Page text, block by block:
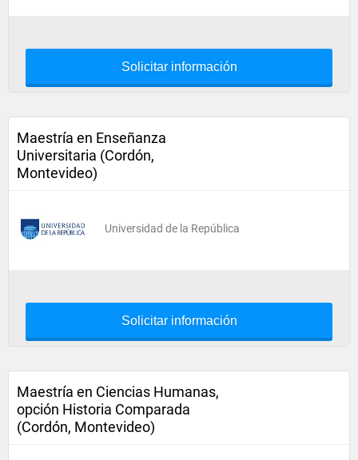
Solicitar información
Maestría en Enseñanza
Universitaria (Cordón,
Montevideo)
Universidad de la República
Solicitar información
Maestría en Ciencias Humanas,
opción Historia Comparada
(Cordón, Montevideo)